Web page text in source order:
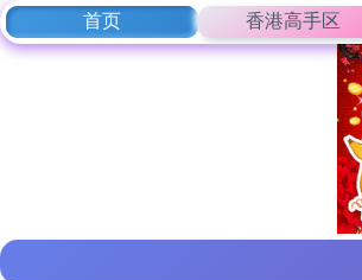
首页 香港高手区